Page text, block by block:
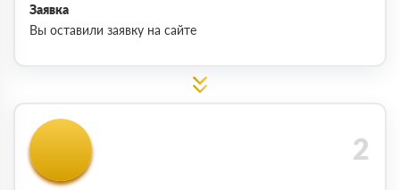
Заявка
Вы оставили заявку на сайте